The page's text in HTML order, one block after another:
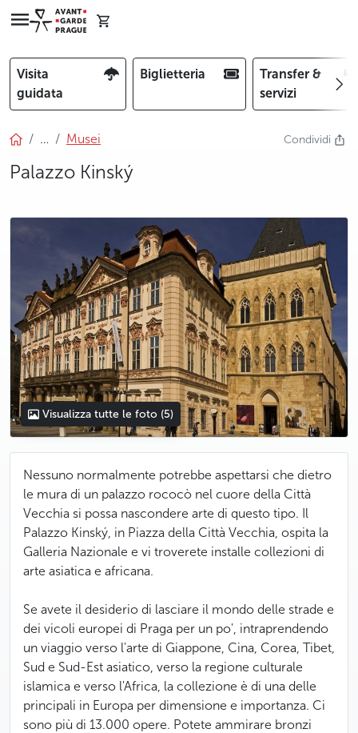
Visita
guidata
Biglietteria
Transfer &
servizi
… Musei Condividi
Palazzo Kinský
photo 5
Visualizza tutte le foto (5)
Nessuno normalmente potrebbe aspettarsi che dietro
le mura di un palazzo rococò nel cuore della Città
Vecchia si possa nascondere arte di questo tipo. Il
Palazzo Kinský, in Piazza della Città Vecchia, ospita la
Galleria Nazionale e vi troverete installe collezioni di
arte asiatica e africana.
Se avete il desiderio di lasciare il mondo delle strade e
dei vicoli europei di Praga per un po', intraprendendo
un viaggio verso l'arte di Giappone, Cina, Corea, Tibet,
Sud e Sud-Est asiatico, verso la regione culturale
islamica e verso l'Africa, la collezione è di una delle
principali in Europa per dimensione e importanza. Ci
sono più di 13.000 opere. Potete ammirare bronzi